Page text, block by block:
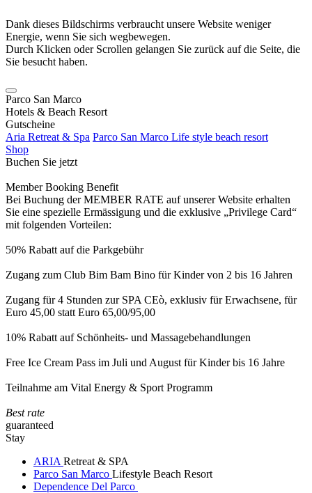
Dank dieses Bildschirms verbraucht unsere Website weniger
Energie, wenn Sie sich wegbewegen.
Durch Klicken oder Scrollen gelangen Sie zurück auf die Seite, die
Sie besucht haben.
Parco San Marco
Hotels & Beach Resort
Gutscheine
Aria Retreat & Spa Parco San Marco Life style beach resort
Shop
Buchen Sie jetzt
Member Booking Benefit
Bei Buchung der MEMBER RATE auf unserer Website erhalten
Sie eine spezielle Ermässigung und die exklusive „Privilege Card“
mit folgenden Vorteilen:
50% Rabatt auf die Parkgebühr
Zugang zum Club Bim Bam Bino für Kinder von 2 bis 16 Jahren
Zugang für 4 Stunden zur SPA CEò, exklusiv für Erwachsene, für
Euro 45,00 statt Euro 65,00/95,00
10% Rabatt auf Schönheits- und Massagebehandlungen
Free Ice Cream Pass im Juli und August für Kinder bis 16 Jahre
Teilnahme am Vital Energy & Sport Programm
Best rate
guaranteed
Stay
ARIA Retreat & SPA
Parco San Marco Lifestyle Beach Resort
Dependence Del Parco